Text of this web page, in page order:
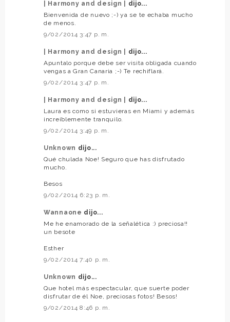
| Harmony and design |
dijo...
Bienvenida de nuevo ;-) ya se te echaba mucho
de menos.
9/02/2014 3:47 p. m.
| Harmony and design |
dijo...
Apuntalo porque debe ser visita obligada cuando
vengas a Gran Canaria ;-) Te rechiflará.
9/02/2014 3:47 p. m.
| Harmony and design |
dijo...
Laura es como si estuvieras en Miami y además
increíblemente tranquilo.
9/02/2014 3:49 p. m.
Unknown dijo...
Qué chulada Noe! Seguro que has disfrutado
mucho.
Besos
9/02/2014 6:23 p. m.
Wannaone dijo...
Me he enamorado de la señalética :) preciosa!!
un besote
Esther
9/02/2014 7:40 p. m.
Unknown dijo...
Que hotel más espectacular, que suerte poder
disfrutar de él Noe, preciosas fotos! Besos!
9/02/2014 8:46 p. m.